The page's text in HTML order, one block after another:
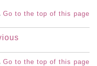
Go to the top of this page
Go to the top of this page